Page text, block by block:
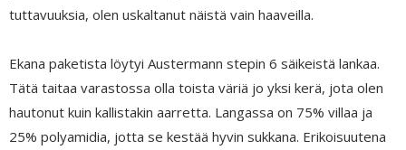
tuttavuuksia, olen uskaltanut näistä vain haaveilla.
Ekana paketista löytyi Austermann stepin 6 säikeistä lankaa.
Tätä taitaa varastossa olla toista väriä jo yksi kerä, jota olen
hautonut kuin kallistakin aarretta. Langassa on 75% villaa ja
25% polyamidia, jotta se kestää hyvin sukkana. Erikoisuutena